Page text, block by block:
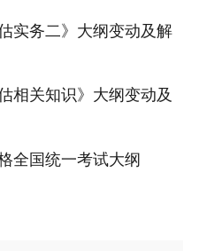
实务二》大纲变动及解
相关知识》大纲变动及
全国统一考试大纲